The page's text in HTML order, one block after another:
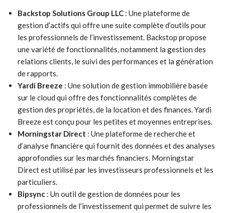
Backstop Solutions Group LLC : Une plateforme de
gestion d’actifs qui offre une suite complète d’outils pour
les professionnels de l’investissement. Backstop propose
une variété de fonctionnalités, notamment la gestion des
relations clients, le suivi des performances et la génération
de rapports.
Yardi Breeze : Une solution de gestion immobilière basée
sur le cloud qui offre des fonctionnalités complètes de
gestion des propriétés, de la location et des finances. Yardi
Breeze est conçu pour les petites et moyennes entreprises.
Morningstar Direct : Une plateforme de recherche et
d’analyse financière qui fournit des données et des analyses
approfondies sur les marchés financiers. Morningstar
Direct est utilisé par les investisseurs professionnels et les
particuliers.
Bipsync : Un outil de gestion de données pour les
professionnels de l’investissement qui permet de suivre les